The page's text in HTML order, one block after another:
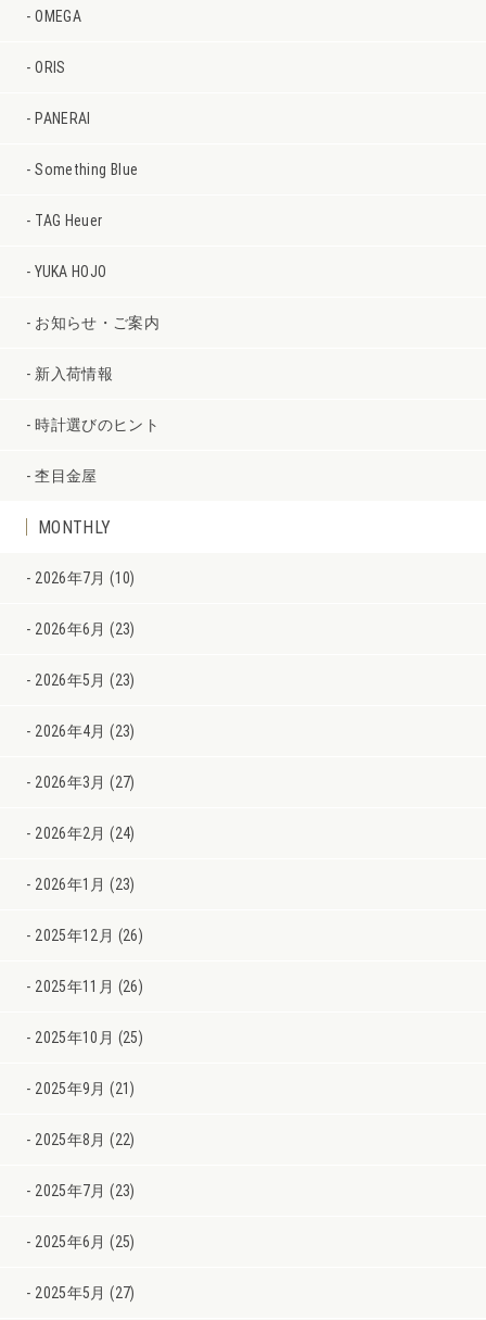
OMEGA
ORIS
PANERAI
Something Blue
TAG Heuer
YUKA HOJO
お知らせ・ご案内
新入荷情報
時計選びのヒント
杢目金屋
MONTHLY
2026年7月 (10)
2026年6月 (23)
2026年5月 (23)
2026年4月 (23)
2026年3月 (27)
2026年2月 (24)
2026年1月 (23)
2025年12月 (26)
2025年11月 (26)
2025年10月 (25)
2025年9月 (21)
2025年8月 (22)
2025年7月 (23)
2025年6月 (25)
2025年5月 (27)